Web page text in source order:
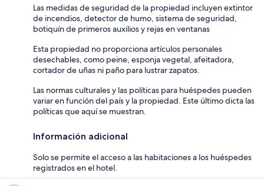
Las medidas de seguridad de la propiedad incluyen extintor
de incendios, detector de humo, sistema de seguridad,
botiquín de primeros auxilios y rejas en ventanas
Esta propiedad no proporciona artículos personales
desechables, como peine, esponja vegetal, afeitadora,
cortador de uñas ni paño para lustrar zapatos.
Las normas culturales y las políticas para huéspedes pueden
variar en función del país y la propiedad. Este último dicta las
políticas que aquí se muestran.
Información adicional
Solo se permite el acceso a las habitaciones a los huéspedes
registrados en el hotel.